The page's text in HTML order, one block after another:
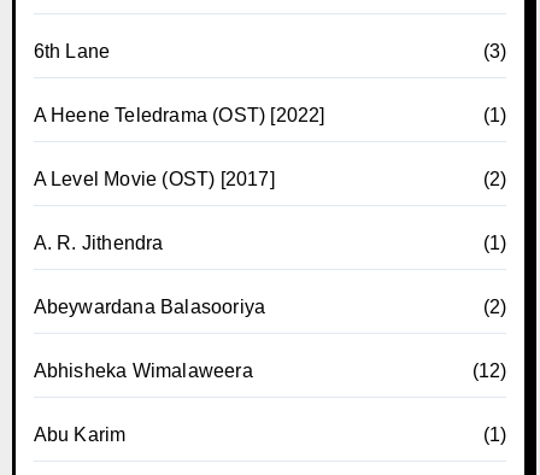
6th Lane (3)
A Heene Teledrama (OST) [2022] (1)
A Level Movie (OST) [2017] (2)
A. R. Jithendra (1)
Abeywardana Balasooriya (2)
Abhisheka Wimalaweera (12)
Abu Karim (1)